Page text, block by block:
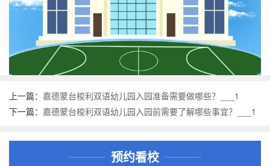
上一篇： 嘉德蒙台梭利双语幼儿园入园准备需要做哪些？___1
下一篇： 嘉德蒙台梭利双语幼儿园入园前需要了解哪些事宜？___1
预约看校